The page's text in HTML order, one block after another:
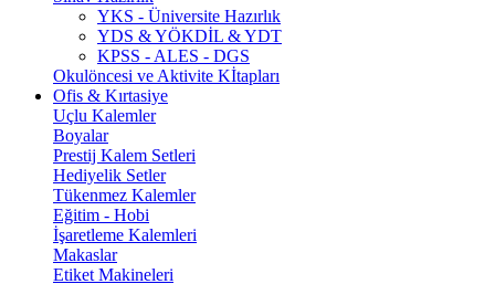
YKS - Üniversite Hazırlık
YDS & YÖKDİL & YDT
KPSS - ALES - DGS
Okulöncesi ve Aktivite Kİtapları
Ofis & Kırtasiye
Uçlu Kalemler
Boyalar
Prestij Kalem Setleri
Hediyelik Setler
Tükenmez Kalemler
Eğitim - Hobi
İşaretleme Kalemleri
Makaslar
Etiket Makineleri